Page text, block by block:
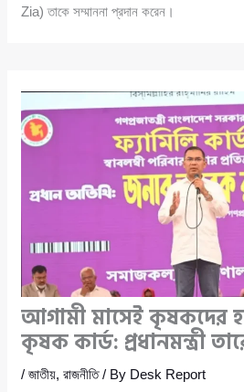
Zia) তাকে সম্মাননা প্রদান করেন।
আগামী মাসেই কৃষকদের
কৃষক কার্ড: প্রধানমন্ত্রী
/জাতীয়,রাজনীতি/ By Desk Report